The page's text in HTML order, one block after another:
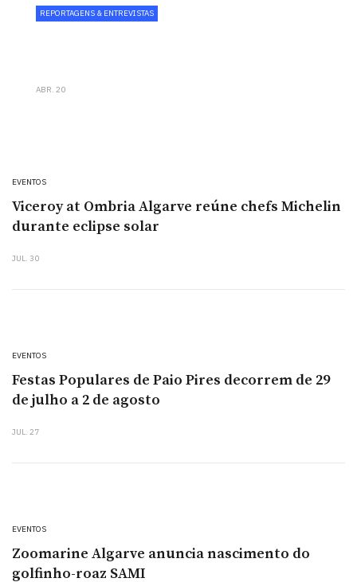
REPORTAGENS & ENTREVISTAS
ABR. 20
EVENTOS
Viceroy at Ombria Algarve reúne chefs Michelin
durante eclipse solar
JUL. 30
EVENTOS
Festas Populares de Paio Pires decorrem de 29
de julho a 2 de agosto
JUL. 27
EVENTOS
Zoomarine Algarve anuncia nascimento do
golfinho-roaz SAMI